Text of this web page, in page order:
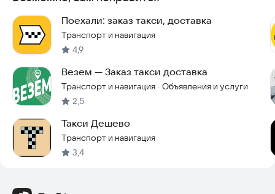
приложение для вызова такси и убедитесь, что каждое наше
взаимодействие станет для вас еще удобнее и приятнее.
Скачайте приложение прямо сейчас и начните пользоваться
такси с комфортом.
Поехали: заказ такси, доставка
Транспорт и навигация
4,9
Везем — Заказ такси доставка
Транспорт и навигация · Объявления и услуги
2,5
Такси Дешево
Транспорт и навигация
3,4